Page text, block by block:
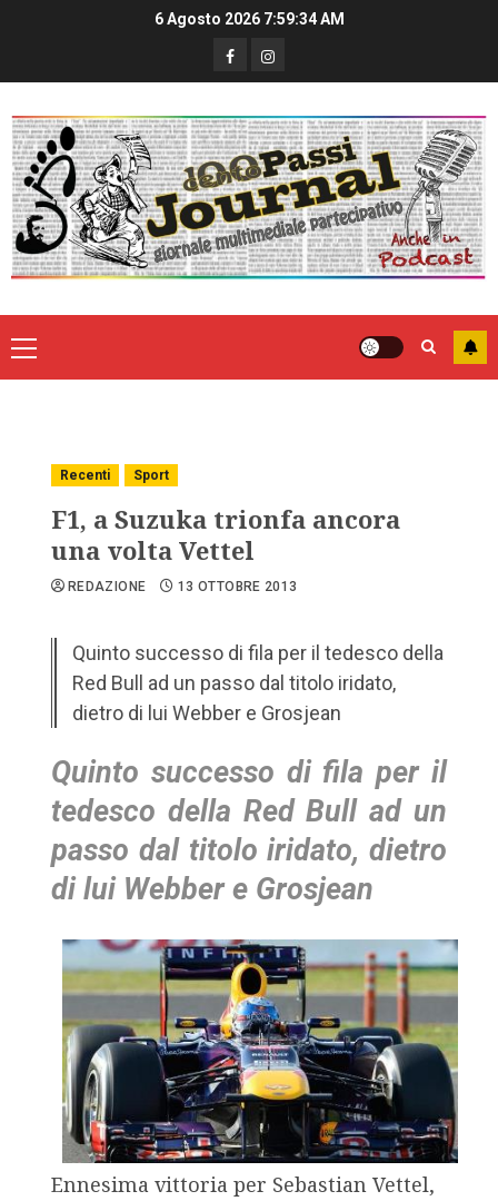
6 Agosto 2026 7:59:35 AM
Recenti Sport
F1, a Suzuka trionfa ancora
una volta Vettel
REDAZIONE 13 OTTOBRE 2013
Quinto successo di fila per il tedesco della
Red Bull ad un passo dal titolo iridato,
dietro di lui Webber e Grosjean
Quinto successo di fila per il
tedesco della Red Bull ad un
passo dal titolo iridato, dietro
di lui Webber e Grosjean
Ennesima vittoria per Sebastian Vettel,